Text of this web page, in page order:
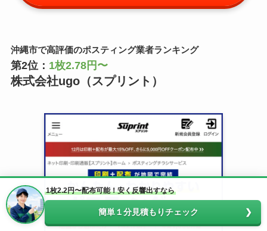
沖縄市で高評価のポスティング業者ランキング
第2位： 1枚2.78円〜
株式会社ugo（スプリント）
1枚2.2円〜配布可能！安く反響出すなら
簡単１分見積もりチェック